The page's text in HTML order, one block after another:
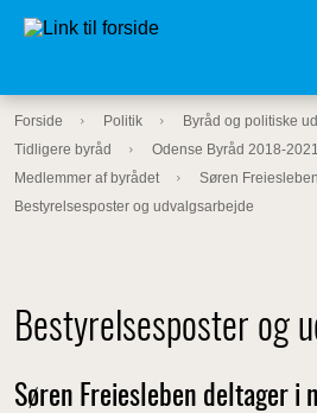
Forside Politik
Byråd og politiske
Tidligere byråd
Odense Byråd 2018-2021
Medlemmer af byrådet
Søren
Bestyrelsesposter og udvalgsarbejde
Bestyrelsesposter og
Søren Freiesleben deltager i